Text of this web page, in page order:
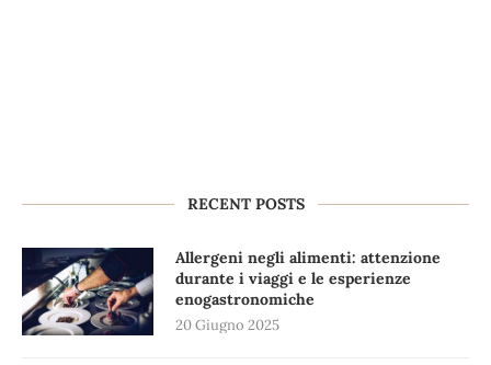
RECENT POSTS
Allergeni negli alimenti: attenzione
durante i viaggi e le esperienze
enogastronomiche
20 Giugno 2025